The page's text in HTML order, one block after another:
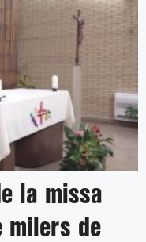
la missa
milers de